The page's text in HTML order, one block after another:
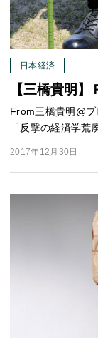
日本経済
【三橋貴明
From三橋貴明@
「反撃の経済学
2017年12月30日